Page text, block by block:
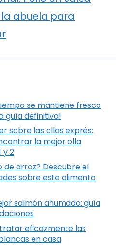
abuela para
se mantiene fresco
guía definitiva!
sobre las ollas exprés:
la mejor olla
y 2
de arroz? Descubre el
sobre este alimento
salmón ahumado: guía
eficazmente las
en casa